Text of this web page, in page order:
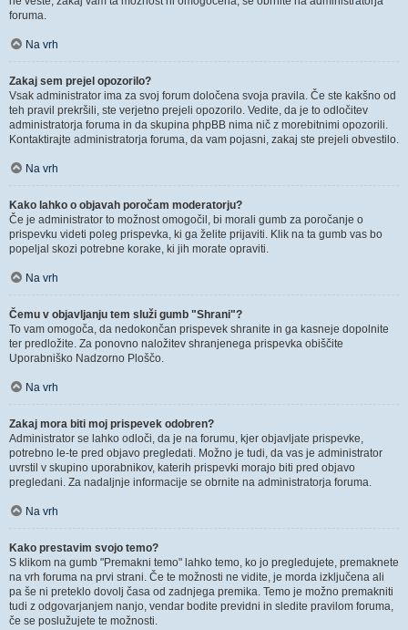
foruma.
Na vrh
Zakaj sem prejel opozorilo?
Vsak administrator ima za svoj forum določena svoja pravila. Če ste kakšno od
teh pravil prekršili, ste verjetno prejeli opozorilo. Vedite, da je to odločitev
administratorja foruma in da skupina phpBB nima nič z morebitnimi opozorili.
Kontaktirajte administratorja foruma, da vam pojasni, zakaj ste prejeli obvestilo.
Na vrh
Kako lahko o objavah poročam moderatorju?
Če je administrator to možnost omogočil, bi morali gumb za poročanje o
prispevku videti poleg prispevka, ki ga želite prijaviti. Klik na ta gumb vas bo
popeljal skozi potrebne korake, ki jih morate opraviti.
Na vrh
Čemu v objavljanju tem služi gumb "Shrani"?
To vam omogoča, da nedokončan prispevek shranite in ga kasneje dopolnite
ter predložite. Za ponovno naložitev shranjenega prispevka obiščite
Uporabniško Nadzorno Ploščo.
Na vrh
Zakaj mora biti moj prispevek odobren?
Administrator se lahko odloči, da je na forumu, kjer objavljate prispevke,
potrebno le-te pred objavo pregledati. Možno je tudi, da vas je administrator
uvrstil v skupino uporabnikov, katerih prispevki morajo biti pred objavo
pregledani. Za nadaljnje informacije se obrnite na administratorja foruma.
Na vrh
Kako prestavim svojo temo?
S klikom na gumb "Premakni temo" lahko temo, ko jo pregledujete, premaknete
na vrh foruma na prvi strani. Če te možnosti ne vidite, je morda izključena ali
pa še ni preteklo dovolj časa od zadnjega premika. Temo je možno premakniti
tudi z odgovarjanjem nanjo, vendar bodite previdni in sledite pravilom foruma,
če se poslužujete te možnosti.